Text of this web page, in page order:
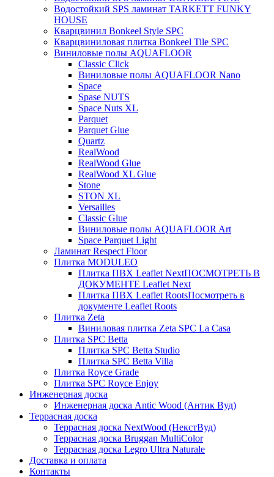
Водостойкий SPS ламинат TARKETT FUNKY
HOUSE
Кварцвинил Bonkeel Style SPC
Кварцвиниловая плитка Bonkeel Tile SPC
Виниловые полы AQUAFLOOR
Classic Click
Виниловые полы AQUAFLOOR Nano
Space
Spase NUTS
Space Nuts XL
Parquet
Parquet Glue
Quartz
RealWood
RealWood Glue
RealWood XL Glue
Stone
STON XL
Versailles
Classic Glue
Виниловые полы AQUAFLOOR Art
Space Parquet Light
Ламинат Respect Floor
Плитка MODULEO
Плитка ПВХ Leaflet NextПОСМОТРЕТЬ В
ДОКУМЕНТЕ Leaflet Next
Плитка ПВХ Leaflet RootsПосмотреть в
документе Leaflet Roots
Плитка Zeta
Виниловая плитка Zeta SPC La Casa
Плитка SPC Betta
Плитка SPC Betta Studio
Плитка SPC Betta Villa
Плитка Royce Grade
Плитка SPC Royce Enjoy
Инженерная доска
Инженерная доска Antic Wood (Антик Вуд)
Террасная доска
Террасная доска NextWood (НекстВуд)
Террасная доска Bruggan MultiColor
Террасная доска Legro Ultra Naturale
Доставка и оплата
Контакты